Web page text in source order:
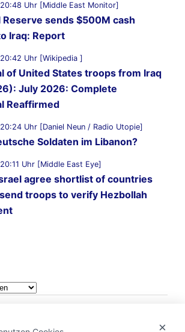
Uhr [Middle East Monitor]
Reserve sends $500M cash
Iraq: Report
Uhr [Wikipedia ]
of United States troops from Iraq
July 2026: Complete
Reaffirmed
Uhr [Daniel Neun / Radio Utopie]
Soldaten im Libanon?
Uhr [Middle East Eye]
agree shortlist of countries
troops to verify Hezbollah
×